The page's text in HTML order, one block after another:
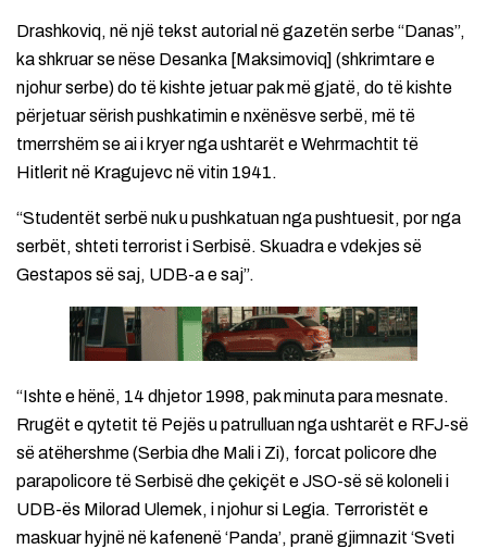
Drashkoviq, në një tekst autorial në gazetën serbe “Danas”,
ka shkruar se nëse Desanka [Maksimoviq] (shkrimtare e
njohur serbe) do të kishte jetuar pak më gjatë, do të kishte
përjetuar sërish pushkatimin e nxënësve serbë, më të
tmerrshëm se ai i kryer nga ushtarët e Wehrmachtit të
Hitlerit në Kragujevc në vitin 1941.
“Studentët serbë nuk u pushkatuan nga pushtuesit, por nga
serbët, shteti terrorist i Serbisë. Skuadra e vdekjes së
Gestapos së saj, UDB-a e saj”.
“Ishte e hënë, 14 dhjetor 1998, pak minuta para mesnate.
Rrugët e qytetit të Pejës u patrulluan nga ushtarët e RFJ-së
së atëhershme (Serbia dhe Mali i Zi), forcat policore dhe
parapolicore të Serbisë dhe çekiçët e JSO-së së koloneli i
UDB-ës Milorad Ulemek, i njohur si Legia. Terroristët e
maskuar hyjnë në kafenenë ‘Panda’, pranë gjimnazit ‘Sveti